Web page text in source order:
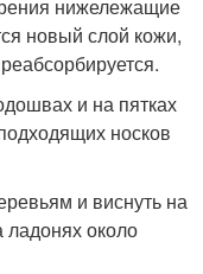
нижележащие
новый слой кожи,
и на пятках
носков
и виснуть на
ладонях около